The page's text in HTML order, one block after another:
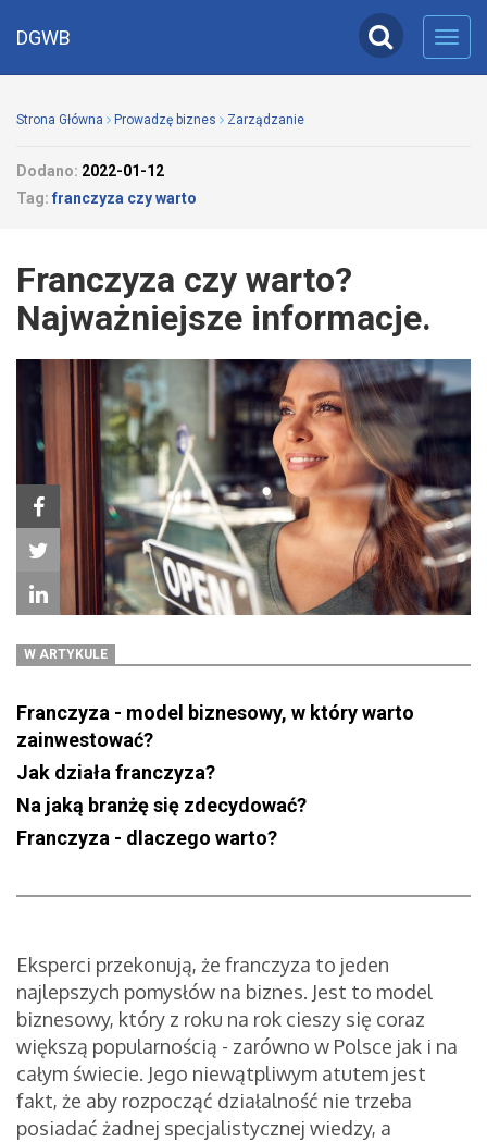
DGWB
Strona Główna Prowadzę biznes Zarządzanie
Dodano: 2022-01-12
Tag: franczyza czy warto
Franczyza czy warto?
Najważniejsze informacje.
W ARTYKULE
Franczyza - model biznesowy, w który warto
zainwestować?
Jak działa franczyza?
Na jaką branżę się zdecydować?
Franczyza - dlaczego warto?
Eksperci przekonują, że franczyza to jeden
najlepszych pomysłów na biznes. Jest to model
biznesowy, który z roku na rok cieszy się coraz
większą popularnością - zarówno w Polsce jak i na
całym świecie. Jego niewątpliwym atutem jest
fakt, że aby rozpocząć działalność nie trzeba
posiadać żadnej specjalistycznej wiedzy, a